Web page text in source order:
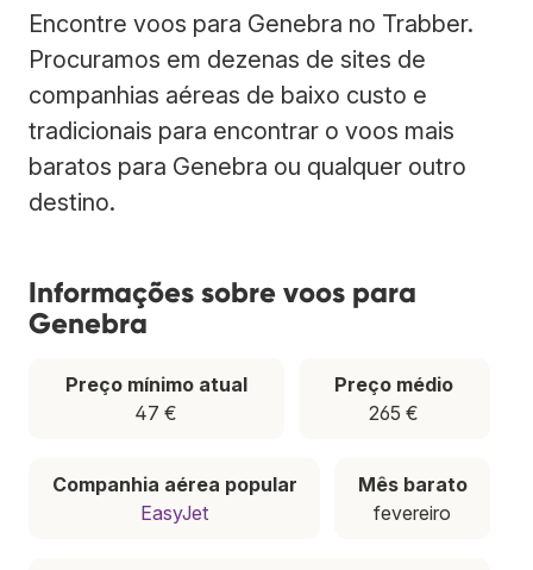
Encontre voos para Genebra no Trabber.
Procuramos em dezenas de sites de
companhias aéreas de baixo custo e
tradicionais para encontrar o voos mais
baratos para Genebra ou qualquer outro
destino.
Informações sobre voos para
Genebra
Preço mínimo atual
47 €
Preço médio
265 €
Companhia aérea popular
EasyJet
Mês barato
fevereiro